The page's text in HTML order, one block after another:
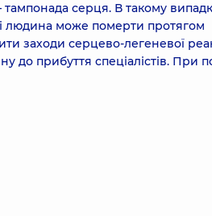
серця. В такому
людина може померти протягом
заходи серцево-легеневої
до прибуття спеціалістів. При